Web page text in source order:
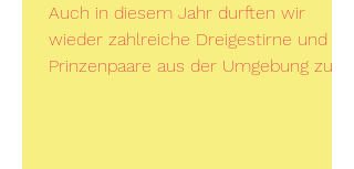
Auch in diesem Jahr durften wir
wieder zahlreiche Dreigestirne und
Prinzenpaare aus der Umgebung zu